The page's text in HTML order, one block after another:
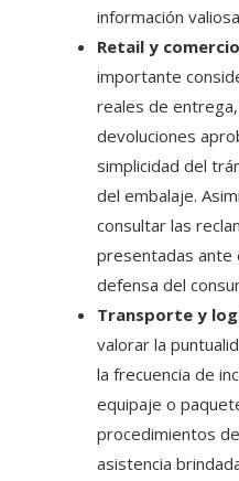
información
Retail y
importante
reales de
devoluciones
simplicidad del
del embalaje.
consultar las
presentadas ante
defensa del
Transporte y
valorar la
la frecuencia de
equipaje o
procedimientos
asistencia